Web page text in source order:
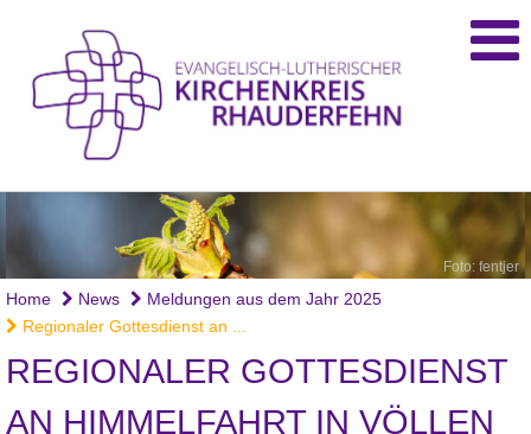
Foto: fentjer
Home News
Meldungen aus dem Jahr 2025
Regionaler Gottesdienst an ...
REGIONALER GOTTESDIENST
AN HIMMELFAHRT IN VÖLLEN